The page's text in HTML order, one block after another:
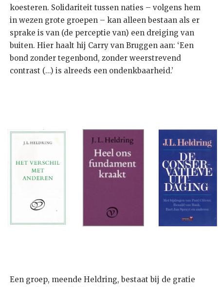
koesteren. Solidariteit tussen naties – volgens hem
in wezen grote groepen – kan alleen bestaan als er
sprake is van (de perceptie van) een dreiging van
buiten. Hier haalt hij Carry van Bruggen aan: ‘Een
bond zonder tegenbond, zonder weerstrevend
contrast (...) is alreeds een ondenkbaarheid.’
Een groep, meende Heldring, bestaat bij de gratie